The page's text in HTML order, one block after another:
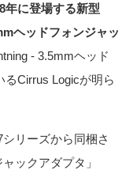
年に登場する新型
ヘッドフォンジャッ
- 3.5mmヘッド
Cirrus Logicが明ら
リーズから同梱さ
ックアダプタ」